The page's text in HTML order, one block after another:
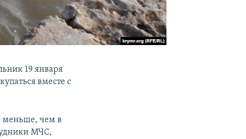
19 января
вместе с
меньше, чем в
МЧС,